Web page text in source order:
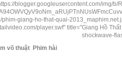
blogger.googleusercontent.com/img/
phim-giang-ho-that-quai-
player.swf" title="Giang Hồ
shockwave-
võ thuật Phim hài